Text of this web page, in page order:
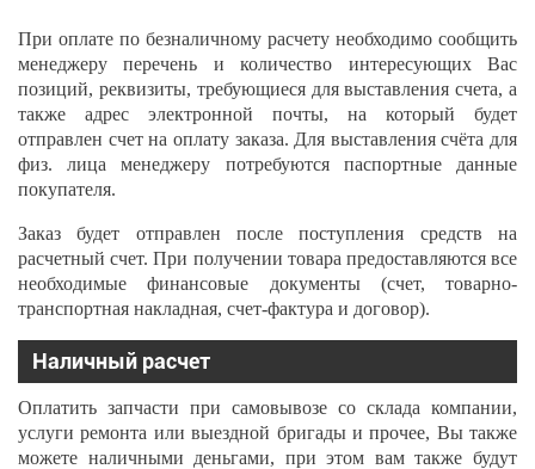
При оплате по безналичному расчету необходимо сообщить
менеджеру перечень и количество интересующих Вас
позиций, реквизиты, требующиеся для выставления счета, а
также адрес электронной почты, на который будет
отправлен счет на оплату заказа. Для выставления счёта для
физ. лица менеджеру потребуются паспортные данные
покупателя.
Заказ будет отправлен после поступления средств на
расчетный счет. При получении товара предоставляются все
необходимые финансовые документы (счет, товарно-
транспортная накладная, счет-фактура и договор).
Наличный расчет
Оплатить запчасти при самовывозе со склада компании,
услуги ремонта или выездной бригады и прочее, Вы также
можете наличными деньгами, при этом вам также будут